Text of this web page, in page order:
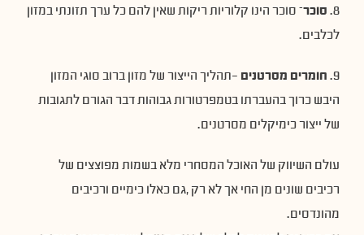
8. סוכר– סוכר הינו קלוריות ריקות שאין להם כל ערך תזונתי במזון
לכלבים.
9. חומרים מסרטנים-תהליך הייצור של מזון ברוב סוגי המזון
היבש כרוך בהעברתו בטמפרטורות גבוהות דבר הגורם לתגובות
של ייצור כימיקלים מסרטנים.
עולם השיווק של האוכל המסחרי מלא בשמות מפוצצים של
רכיבים שונים מן החי אך לא רק ,גם כאלו כימיים ורכיבים
מהונדסים.